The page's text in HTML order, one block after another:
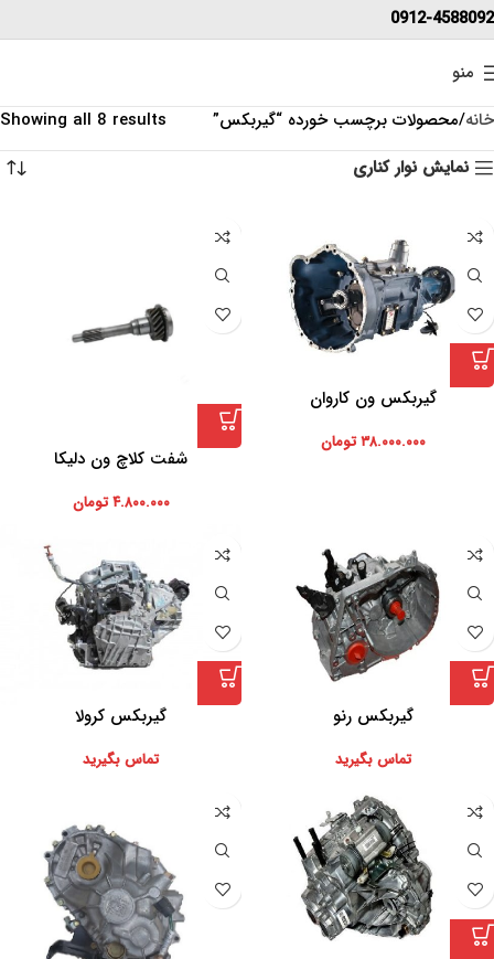
0912-4588092
منو
خانه محصولات برچسب خورده “گیربکس”
Showing all 8 results
نمایش نوار کناری
گیربکس ون کاروان
۳۸.۰۰۰.۰۰۰تومان
شفت کلاچ ون دلیکا
۴.۸۰۰.۰۰۰ تومان
گیربکس رنو
تماس بگیرید
گیربکس کرولا
تماس بگیرید